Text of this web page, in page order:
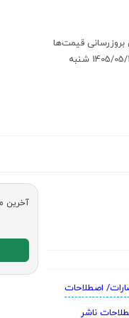
بروز‌رسانی قیمت‌ها
05/17 شنبه
اصطلاحات
ناشر
آخرین